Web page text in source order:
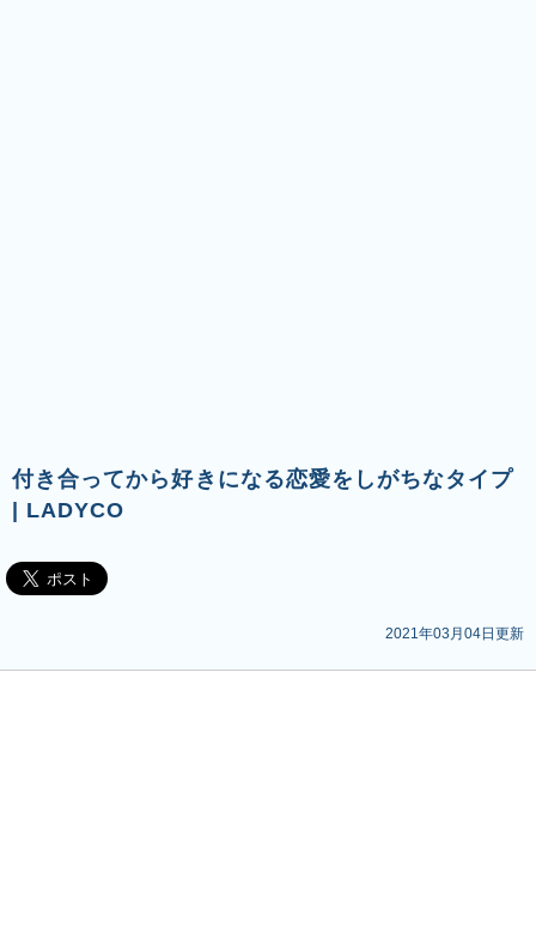
付き合ってから好きになる恋愛をしがちなタイプ
| LADYCO
2021年03月04日更新